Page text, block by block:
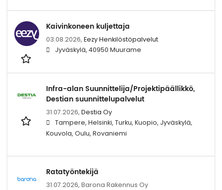
Kaivinkoneen kuljettaja
03.08.2026, Eezy Henkilöstöpalvelut
Jyväskylä, 40950 Muurame
Infra-alan Suunnittelija/Projektipäällikkö,
Destian suunnittelupalvelut
31.07.2026, Destia Oy
Tampere, Helsinki, Turku, Kuopio, Jyväskylä,
Kouvola, Oulu, Rovaniemi
Ratatyöntekijä
31.07.2026, Barona Rakennus Oy